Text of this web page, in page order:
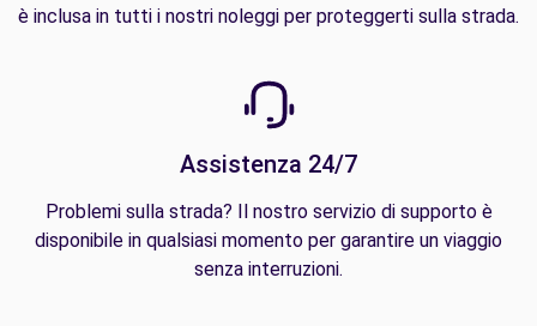
è inclusa in tutti i nostri noleggi per proteggerti sulla strada.
Assistenza 24/7
Problemi sulla strada? Il nostro servizio di supporto è
disponibile in qualsiasi momento per garantire un viaggio
senza interruzioni.